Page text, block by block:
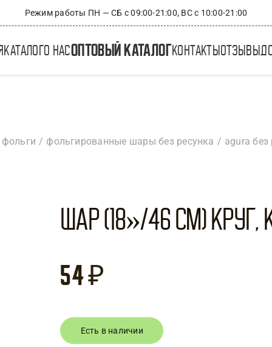
Режим работы ПН — СБ с 09:00-21:00, ВС с 10:00-21:00
каталого насоптовый каталогконтакты отзывы
фольгированные шары без ресунка agura без
Шар (18»/46 см) Круг,
54₽
Есть в наличии